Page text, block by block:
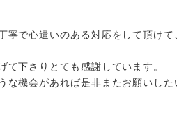
で心遣いのある対応をして頂けて
下さりとても感謝しています。
機会があれば是非またお願いした